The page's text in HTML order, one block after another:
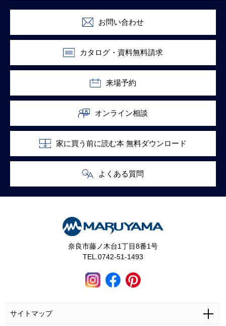
お問い合わせ
カタログ・資料無料請求
来場予約
オンライン相談
家に買う前に読む本 無料ダウンロード
よくある質問
奈良市藤ノ木台1丁目8番1号
TEL.0742-51-1493
サイトマップ